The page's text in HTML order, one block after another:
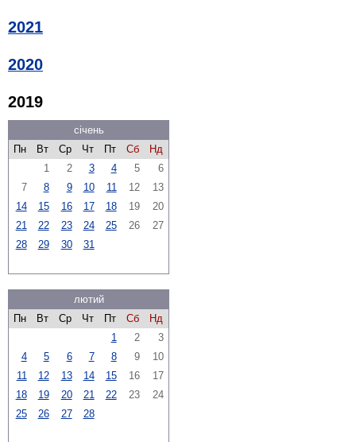
2021
2020
2019
січень
Пн
Вт Ср Чт Пт Сб
Нд
1
2 3 4 5
6
7
8 9 10 11 12
13
14
15 16 17 18 19
20
21
22 23 24 25 26
27
28
29 30 31
лютий
Пн
Вт Ср Чт Пт Сб
Нд
1
2
3
4
5 6 7 8 9
10
11
12 13 14 15 16
17
18
19 20 21 22 23
24
25
26 27 28